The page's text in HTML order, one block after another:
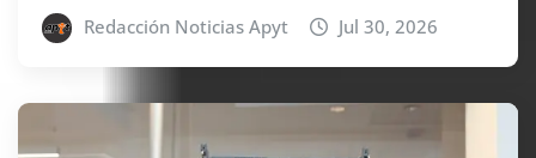
Redacción Noticias Apyt Jul 30, 2026